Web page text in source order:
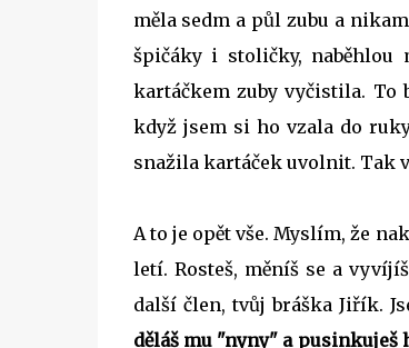
měla sedm a půl zubu a
špičáky i stoličky, naběhlou
kartáčkem zuby vyčistila. To
když jsem si ho vzala do
snažila kartáček uvolnit. Tak
A to je opět vše. Myslím, že
letí. Rosteš, měníš se a
další člen, tvůj bráška Jiřík.
děláš mu "nyny" a pusinkuješ